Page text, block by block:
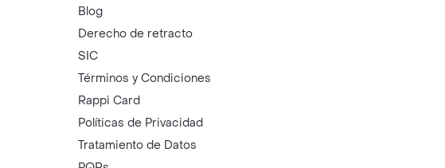
Blog
Derecho de retracto
SIC
Términos y Condiciones
Rappi Card
Políticas de Privacidad
Tratamiento de Datos